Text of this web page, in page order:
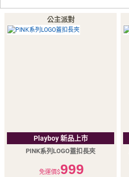
公主派對
Playboy 新品上市
PINK系列LOGO蓋扣長夾
免運價$999